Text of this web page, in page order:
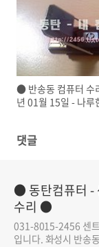
● 반송동 컴퓨터 수
년 01월 15일 - 나
댓글
● 동탄컴퓨터 -
수리 ●
031-8015-2456 센
입니다. 화성시 반송